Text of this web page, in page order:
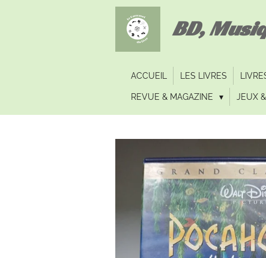
BD,
ACCUEIL LES LIVRES
REVUE & MAGAZINE JEUX &